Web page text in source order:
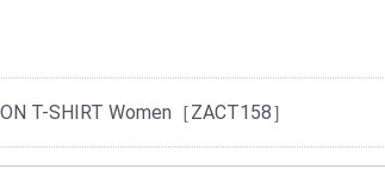
T-SHIRT Women［ZACT158］